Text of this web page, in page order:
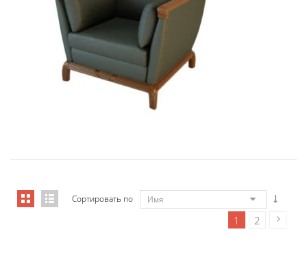
01006 Кресло Бордон...
9 434,46
Сортировать по Имя
1 2